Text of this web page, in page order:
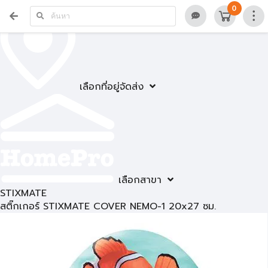
เลือกที่อยู่จัดส่ง
เลือกสาขา
0
STIXMATE
สติ๊กเกอร์ STIXMATE COVER NEMO-1 20x27 ซม.